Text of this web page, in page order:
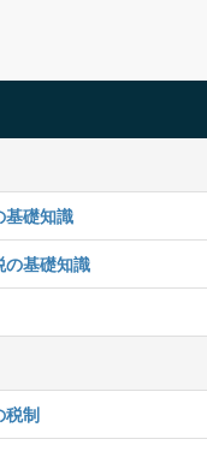
基礎知識
の基礎知識
税制